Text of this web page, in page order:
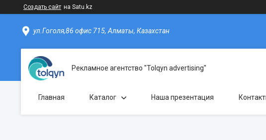
Создать сайт на Satu.kz
ул.Гоголя,86 офис 715, Алматы, Казахстан
Рекламное агентство "Tolqyn advertising"
Главная Каталог Наша презентация